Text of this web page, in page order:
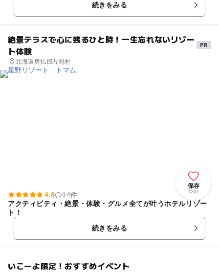
続きをみる
絶景テラスで心に残るひと時！一生忘れないリゾー
ト体験
北海道勇払郡占冠村
保存
1201
4.8
14件
アクティビティ・絶景・体験・グルメ全てが叶うホテルリゾー
ト！
続きをみる
いこーよ限定！おすすめイベント